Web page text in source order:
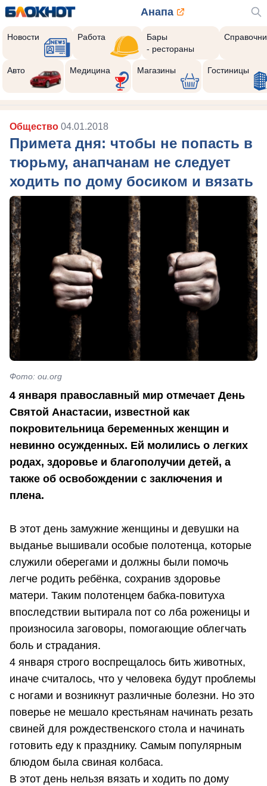
Анапа
Новости Работа
Бары
- рестораны
Авто Медицина Магазины Гостиницы
Общество 04.01.2018
Примета дня: чтобы не попасть в
тюрьму, анапчанам не следует
ходить по дому босиком и вязать
Фото: ou.org
4 января православный мир отмечает День
Святой Анастасии, известной как
покровительница беременных женщин и
невинно осужденных. Ей молились о легких
родах, здоровье и благополучии детей, а
также об освобождении с заключения и
плена.
В этот день замужние женщины и девушки на
выданье вышивали особые полотенца, которые
служили оберегами и должны были помочь
легче родить ребёнка, сохранив здоровье
матери. Таким полотенцем бабка-повитуха
впоследствии вытирала пот со лба роженицы и
произносила заговоры, помогающие облегчать
боль и страдания.
4 января строго воспрещалось бить животных,
иначе считалось, что у человека будут проблемы
с ногами и возникнут различные болезни. Но это
поверье не мешало крестьянам начинать резать
свиней для рождественского стола и начинать
готовить еду к празднику. Самым популярным
блюдом была свиная колбаса.
В этот день нельзя вязать и ходить по дому